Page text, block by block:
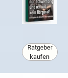
Ratgeber
kaufen